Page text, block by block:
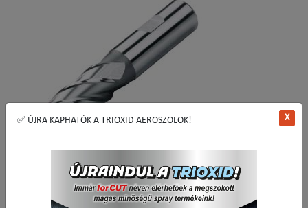
✅ ÚJRA KAPHATÓK A TRIOXID AEROSZOLOK! X